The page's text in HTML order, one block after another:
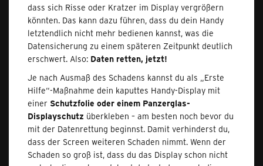
dass sich Risse oder Kratzer im Display vergrößern
könnten. Das kann dazu führen, dass du dein Handy
letztendlich nicht mehr bedienen kannst, was die
Datensicherung zu einem späteren Zeitpunkt deutlich
erschwert. Also: Daten retten, jetzt!
Je nach Ausmaß des Schadens kannst du als „Erste
Hilfe“-Maßnahme dein kaputtes Handy-Display mit
einer Schutzfolie oder einem Panzerglas-
Displayschutz überkleben – am besten noch bevor du
mit der Datenrettung beginnst. Damit verhinderst du,
dass der Screen weiteren Schaden nimmt. Wenn der
Schaden so groß ist, dass du das Display schon nicht